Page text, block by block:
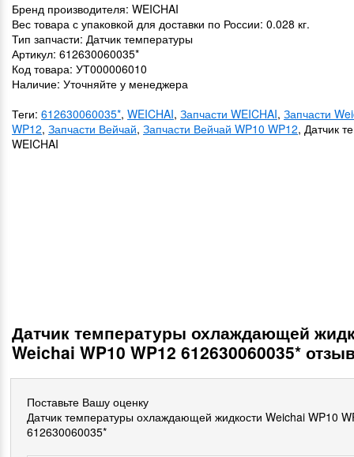
Бренд производителя: WEICHAI
Вес товара с упаковкой для доставки по России: 0.028 кг.
Тип запчасти: Датчик температуры
Артикул: 612630060035*
Код товара: УТ000006010
Наличие: Уточняйте у менеджера
Теги: 612630060035*, WEICHAI, Запчасти WEICHAI, Запчасти
WP12, Запчасти Вейчай, Запчасти Вейчай WP10 WP12, Датчик
WEICHAI
Датчик температуры охлаждающей
Weichai WP10 WP12 612630060035*
Поставьте Вашу оценку
Датчик температуры охлаждающей жидкости Weichai WP10
612630060035*